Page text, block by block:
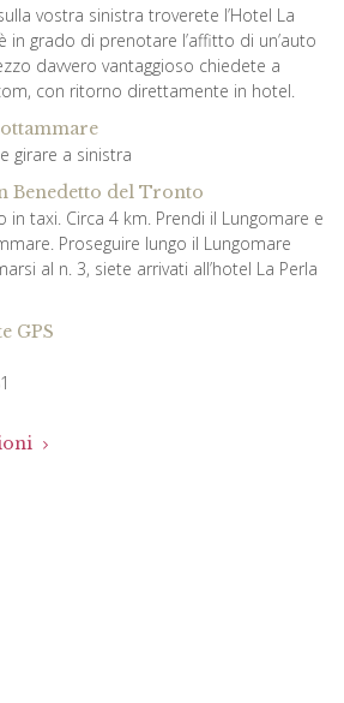
vostra sinistra troverete l’Hotel La
in grado di prenotare l’affitto di un’auto
davvero vantaggioso chiedete a
con ritorno direttamente in hotel.
girare a sinistra
Benedetto del Tronto
taxi. Circa 4 km. Prendi il Lungomare e
Proseguire lungo il Lungomare
al n. 3, siete arrivati all’hotel La Perla
GPS